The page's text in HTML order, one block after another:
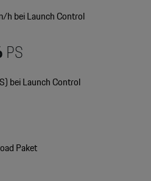
h bei Launch Control
PS
bei Launch Control
Paket